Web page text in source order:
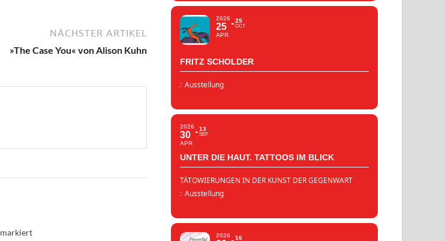
NÄCHSTER ARTIKEL
»The Case You« von Alison Kuhn
markiert
2026
25
APR
25
OCT
FRITZ SCHOLDER
: Ausstellung
2026
30
APR
13
SEP
UNTER DIE HAUT. TATTOOS IM BLICK
TÄTOWIERUNGEN IN DER KUNST DER GEGENWART
: Ausstellung
2026 16